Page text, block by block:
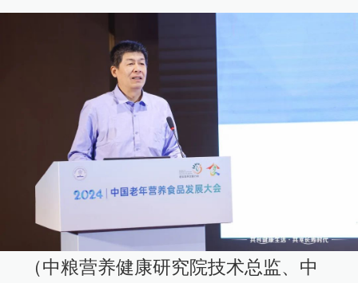
（中粮营养健康研究院技术总监、中